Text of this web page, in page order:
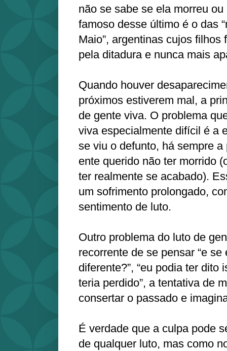
não se sabe se ela morreu
famoso desse último é o das
Maio”, argentinas cujos filhos
pela ditadura e nunca mais
Quando houver
próximos estiverem mal, a
de gente viva. O problema
viva especialmente difícil é a
se viu o defunto, há sempre
ente querido não ter morrido
ter realmente se acabado).
um sofrimento prolongado,
sentimento de luto.
Outro problema do luto de
recorrente de se pensar “e
diferente?”, “eu podia ter dito
teria perdido”, a tentativa de
consertar o passado e
É verdade que a culpa pode
de qualquer luto, mas como